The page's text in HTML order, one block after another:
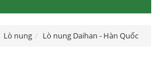
Lò nung Lò nung Daihan - Hàn Quốc